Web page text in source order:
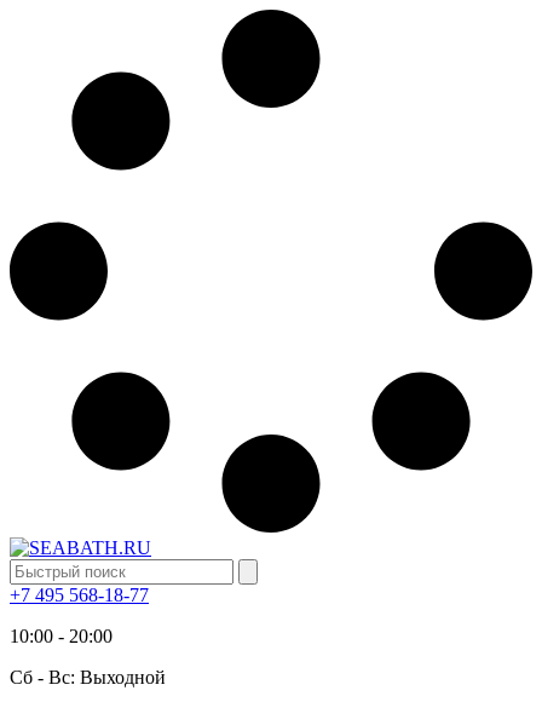
+7 495 568-18-77
10:00 - 20:00
Сб - Вс: Выходной